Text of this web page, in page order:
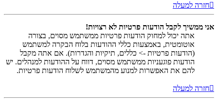
חזרה למעלה
אני ממשיך לקבל הודעות פרטיות לא רצויות!
אתה יכול למחוק הודעות פרטיות ממשתמש מסוים, בצורה
אוטומטית, באמצעות כללי ההודעות בלוח הבקרה למשתמש
(הודעות פרטיות -> כללים, תיקיות והגדרות). אם אתה מקבל
הודעות פוגעניות ממשתמש מסוים, דווח על ההודעות למנהלים. יש
להם את האפשרות למנוע מהמשתמש לשלוח הודעות פרטיות.
חזרה למעלה